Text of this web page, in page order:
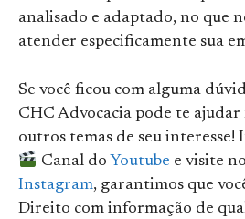
analisado e adaptado, no que
atender especificamente sua
Se você ficou com alguma
CHC Advocacia pode te ajudar
outros temas de seu interesse!
Canal do Youtube e visite
Instagram, garantimos que
Direito com informação de